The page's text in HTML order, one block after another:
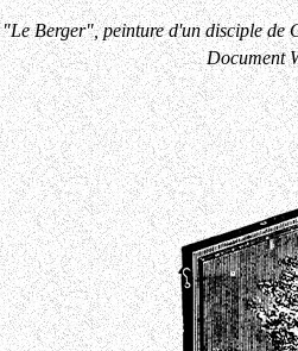
"Le Berger", peinture d'un disciple de
Document